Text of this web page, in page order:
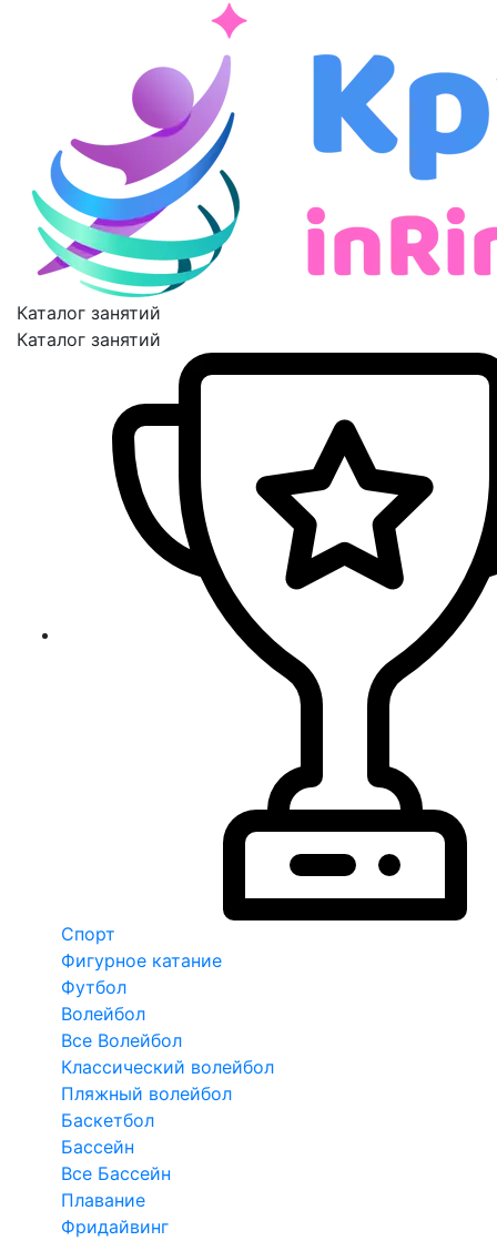
Каталог занятий
Каталог занятий
Спорт
Фигурное катание
Футбол
Волейбол
Все Волейбол
Классический волейбол
Пляжный волейбол
Баскетбол
Бассейн
Все Бассейн
Плавание
Фридайвинг